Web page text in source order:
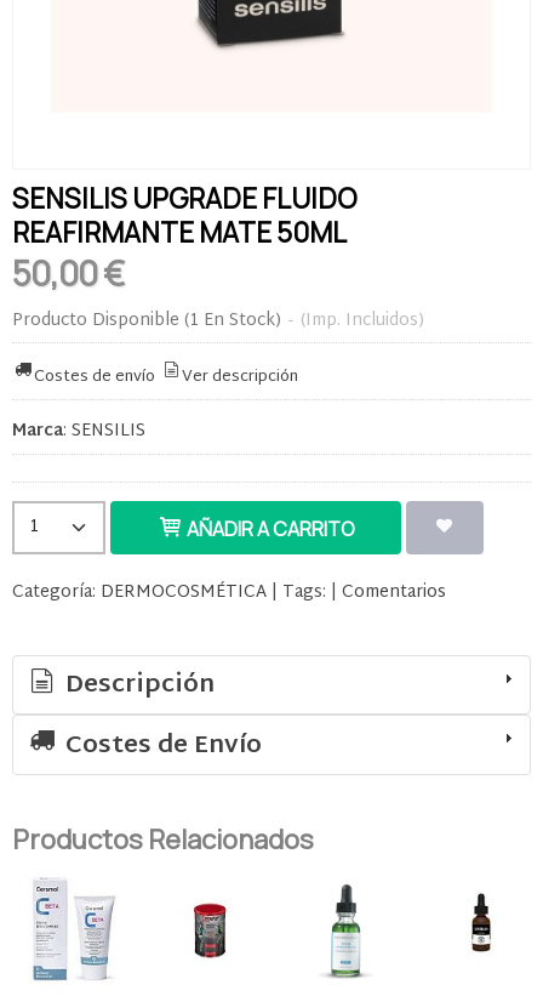
SENSILIS UPGRADE FLUIDO
REAFIRMANTE MATE 50ML
50,00 €
Producto Disponible (1 En Stock) - (Imp. Incluidos)
Costes de envío Ver descripción
Marca: SENSILIS
AÑADIR A CARRITO
Categoría: DERMOCOSMÉTICA | Tags: | Comentarios
Descripción
Costes de Envío
Productos Relacionados